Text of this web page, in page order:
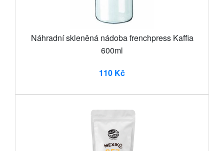
Náhradní skleněná nádoba frenchpress Kaffia
600ml
110 Kč